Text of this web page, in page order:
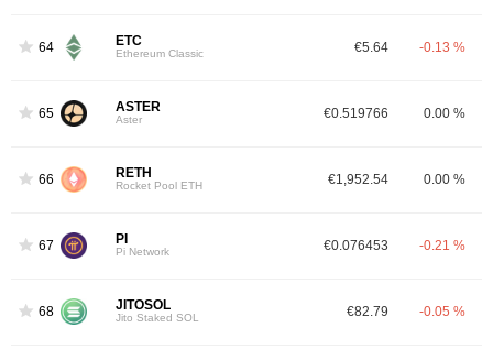
64 ETC
Ethereum Classic €5.64 -0.13 %
65 ASTER
Aster €0.519766 0.00 %
66 RETH
Rocket Pool ETH €1,952.54 0.00 %
67 PI
Pi Network €0.076453 -0.21 %
68 JITOSOL
Jito Staked SOL €82.79 -0.05 %